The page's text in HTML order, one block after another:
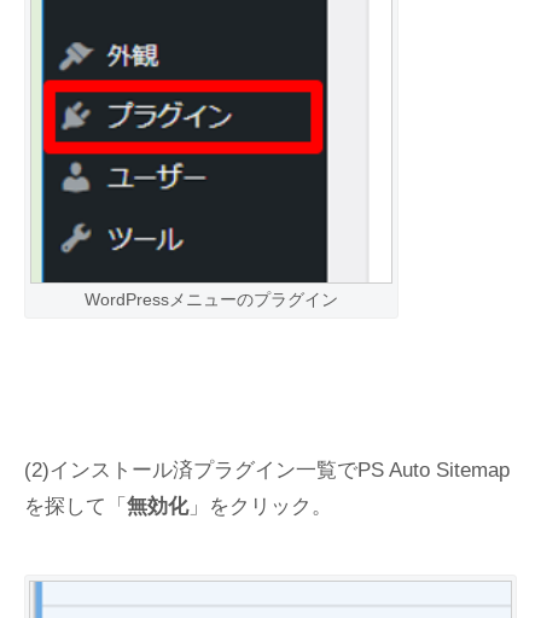
WordPressメニューのプラグイン
(2)インストール済プラグイン一覧でPS Auto Sitemap
を探して「 無効化」をクリック。